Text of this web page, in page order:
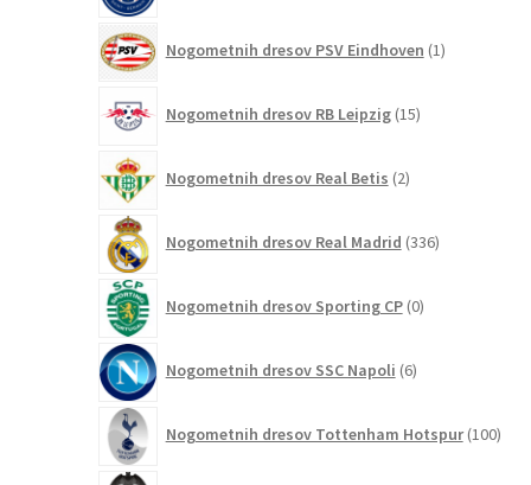
Nogometnih dresov PSV Eindhoven 1izdelek
Nogometnih dresov RB Leipzig 15izdelkov
Nogometnih dresov Real Betis 2izdelka
Nogometnih dresov Real Madrid 336izdelkov
Nogometnih dresov Sporting CP 0izdelkov
Nogometnih dresov SSC Napoli 6izdelkov
Nogometnih dresov Tottenham Hotspur 100